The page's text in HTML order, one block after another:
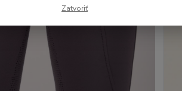
Zatvoriť